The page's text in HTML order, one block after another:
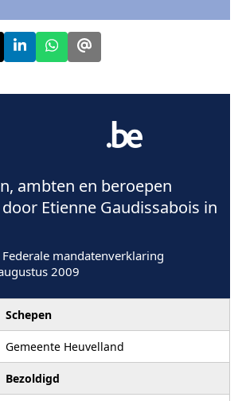
ambten en beroepen
Etienne Gaudissabois in
Federale mandatenverklaring
2009
Schepen
Gemeente Heuvelland
Bezoldigd